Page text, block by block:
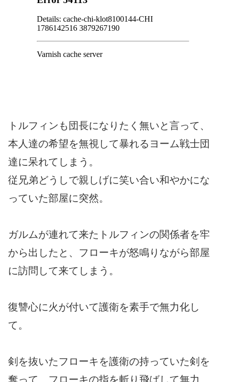
トルフィンも団長になりたく無いと言って、
本人達の希望を無視して暴れるヨーム戦士団
達に呆れてしまう。
従兄弟どうしで親しげに笑い合い和やかにな
っていた部屋に突然。
ガルムが連れて来たトルフィンの関係者を牢
から出したと、フローキが怒鳴りながら部屋
に訪問して来てしまう。
復讐心に火が付いて護衛を素手で無力化し
て。
剣を抜いたフローキを護衛の持っていた剣を
奪って、フローキの指を斬り飛ばして無力